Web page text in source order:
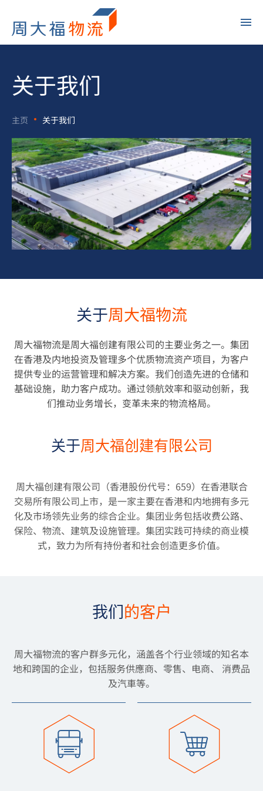
关于我们
主页 关于我们
关于周大福物流
周大福物流是周大福创建有限公司的主要业务之一。集团
在香港及内地投资及管理多个优质物流资产项目，为客户
提供专业的运营管理和解决方案。我们创造先进的仓储和
基础设施，助力客户成功。通过领航效率和驱动创新，我
们推动业务增长，变革未来的物流格局。
关于周大福创建有限公司
周大福创建有限公司（香港股份代号：659）在香港联合
交易所有限公司上市，是一家主要在香港和内地拥有多元
化及市场领先业务的综合企业。集团业务包括收费公路、
保险、物流、建筑及设施管理。集团实践可持续的商业模
式，致力为所有持份者和社会创造更多价值。
我们的客户
周大福物流的客户群多元化，涵盖各个行业领域的知名本
地和跨国的企业，包括服务供應商、零售、电商、 消费品
及汽車等。